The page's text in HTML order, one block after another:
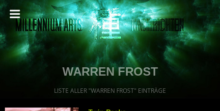
WARREN FROST
LISTE ALLER "WARREN FROST" EINTRÄGE